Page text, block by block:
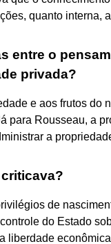
quanto interna,
entre o
privada?
e aos frutos do
para Rousseau, a
a
de
do Estado
liberdade